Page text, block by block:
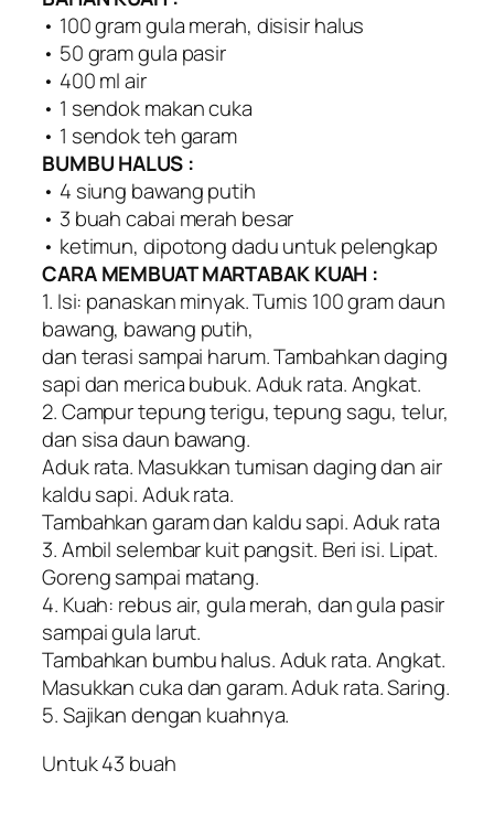
• 100 gram gula merah, disisir halus
• 50 gram gula pasir
• 400 ml air
• 1 sendok makan cuka
• 1 sendok teh garam
BUMBU HALUS :
• 4 siung bawang putih
• 3 buah cabai merah besar
• ketimun, dipotong dadu untuk pelengkap
CARA MEMBUAT MARTABAK KUAH :
1. Isi: panaskan minyak. Tumis 100 gram daun
bawang, bawang putih,
dan terasi sampai harum. Tambahkan daging
sapi dan merica bubuk. Aduk rata. Angkat.
2. Campur tepung terigu, tepung sagu, telur,
dan sisa daun bawang.
Aduk rata. Masukkan tumisan daging dan air
kaldu sapi. Aduk rata.
Tambahkan garam dan kaldu sapi. Aduk rata
3. Ambil selembar kuit pangsit. Beri isi. Lipat.
Goreng sampai matang.
4. Kuah: rebus air, gula merah, dan gula pasir
sampai gula larut.
Tambahkan bumbu halus. Aduk rata. Angkat.
Masukkan cuka dan garam. Aduk rata. Saring.
5. Sajikan dengan kuahnya.
Untuk 43 buah